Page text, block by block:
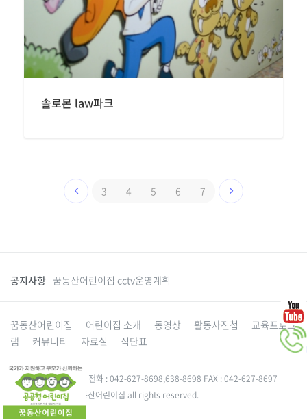
솔로몬 law파크
3 4 5 6 7
공지사항 꿈동산어린이집 cctv운영계획
꿈동산어린이집 어린이집 소개 동영상 활동사진첩
교육프로그
램
커뮤니티 자료실 식단표
대전 동구 성동로 49-5 전화 : 042-627-8698,638-8698 FAX : 042-627-8697
Copyright 2015. 꿈동산어린이집 all rights reserved.